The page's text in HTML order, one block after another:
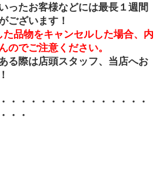
ったお客様などには最長１週間
ございます！
品物をキャンセルした場合、内
のでご注意ください。
る際は店頭スタッフ、当店へお
・・・・・・・・・・・・・・
・・